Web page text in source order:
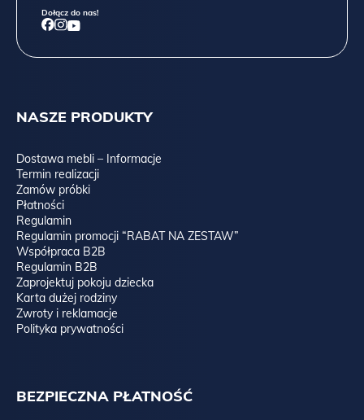
NASZE PRODUKTY
Dostawa mebli – Informacje
Termin realizacji
Zamów próbki
Płatności
Regulamin
Regulamin promocji “RABAT NA ZESTAW”
Współpraca B2B
Regulamin B2B
Zaprojektuj pokoju dziecka
Karta dużej rodziny
Zwroty i reklamacje
Polityka prywatności
BEZPIECZNA PŁATNOŚĆ
Dołącz do nas!